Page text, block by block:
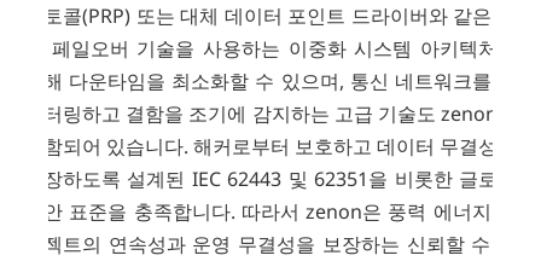
로토콜(PRP) 또는 대체 데이터 포인트 드라이버와 같은 고
급 페일오버 기술을 사용하는 이중화 시스템 아키텍처를
통해 다운타임을 최소화할 수 있으며, 통신 네트워크를 모
니터링하고 결함을 조기에 감지하는 고급 기술도 zenon에
포함되어 있습니다. 해커로부터 보호하고 데이터 무결성을
보장하도록 설계된 IEC 62443 및 62351을 비롯한 글로벌
보안 표준을 충족합니다. 따라서 zenon은 풍력 에너지 프
로젝트의 연속성과 운영 무결성을 보장하는 신뢰할 수 있